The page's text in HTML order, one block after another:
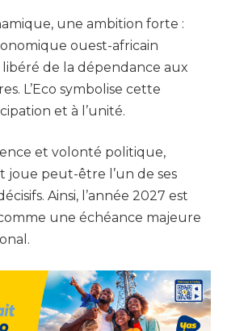
une ambition forte :
ouest-africain
de la dépendance aux
L’Eco symbolise cette
et à l’unité.
et volonté politique,
joue peut-être l’un de ses
Ainsi, l’année 2027 est
une échéance majeure